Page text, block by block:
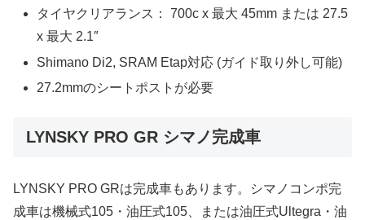
タイヤクリアランス： 700c x 最大 45mm または 27.5
x 最大 2.1″
Shimano Di2, SRAM Etap対応 (ガイド取り外し可能)
27.2mmのシートポストが必要
LYNSKY PRO GR シマノ完成車
LYNSKY PRO GRは完成車もあります。シマノコンポ完
成車は機械式105・油圧式105、または油圧式Ultegra・油